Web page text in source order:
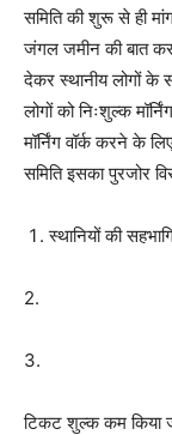
समिति की शुरू से ही
जंगल जमीन की बात
देकर स्थानीय लोगों के
लोगों को निःशुल्क
मॉर्निंग वॉर्क करने के
समिति इसका पुरजोर
स्थानियों की
2.
3.
टिकट शुल्क कम किया